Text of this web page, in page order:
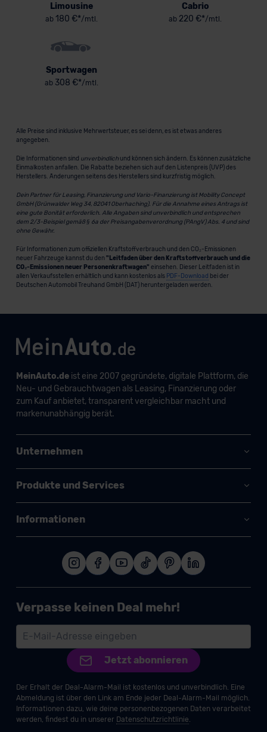
Limousine
ab 180 €*/mtl.
Cabrio
ab 220 €*/mtl.
Sportwagen
ab 308 €*/mtl.
Alle Preise sind inklusive Mehrwertsteuer, es sei denn, es ist etwas anderes
angegeben.
Die Informationen sind unverbindlichund können sich ändern. Es können zusätzliche
Einmalkosten anfallen. Die Rabatte beziehen sich auf den Listenpreis (UVP) des
Herstellers. Änderungen seitens des Herstellers sind kurzfristig möglich.
Dein Partner für Leasing, Finanzierung und Vario-Finanzierung ist Mobility Concept
GmbH (Grünwalder Weg 34, 82041 Oberhaching). Für die Annahme eines Antrags ist
eine gute Bonität erforderlich. Alle Angaben sind unverbindlich und entsprechen
dem 2/3-Beispiel gemäß § 6a der Preisangabenverordnung (PAngV) Abs. 4 und sind
ohne Gewähr.
Für Informationen zum offiziellen Kraftstoffverbrauch und den CO₂-Emissionen
neuer Fahrzeuge kannst du den "Leitfaden über den Kraftstoffverbrauch und die
CO₂-Emissionen neuer Personenkraftwagen" einsehen. Dieser Leitfaden ist in
allen Verkaufsstellen erhältlich und kann kostenlos als PDF-Download bei der
Deutschen Automobil Treuhand GmbH (DAT) heruntergeladen werden.
MeinAuto.deist eine 2007 gegründete, digitale Plattform, die
Neu- und Gebrauchtwagen als Leasing, Finanzierung oder
zum Kauf anbietet, transparent vergleichbar macht und
markenunabhängig berät.
Unternehmen
Produkte und Services
Informationen
Verpasse keinen Deal mehr!
Jetzt abonnieren
Der Erhalt der Deal-Alarm-Mail ist kostenlos und unverbindlich. Eine
Abmeldung ist über den Link am Ende jeder Deal-Alarm-Mail möglich.
Informationen dazu, wie deine personenbezogenen Daten verarbeitet
werden, findest du in unserer Datenschutzrichtlinie.